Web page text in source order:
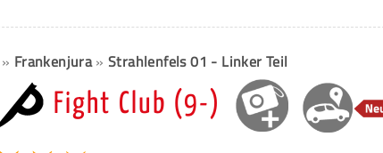
» Frankenjura»Strahlenfels 01 - Linker Teil
Fight Club (9-)